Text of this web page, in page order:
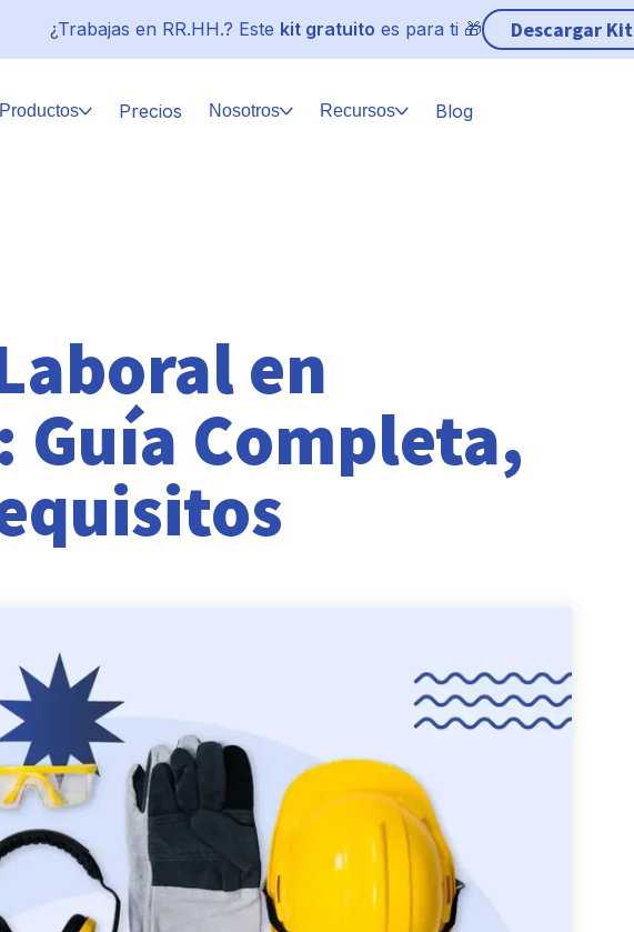
¿Trabajas en RR.HH.? Este kit gratuito es para ti 🎁 Descargar Kit
Productos Precios Nosotros Recursos Blog
en
Guía Completa,